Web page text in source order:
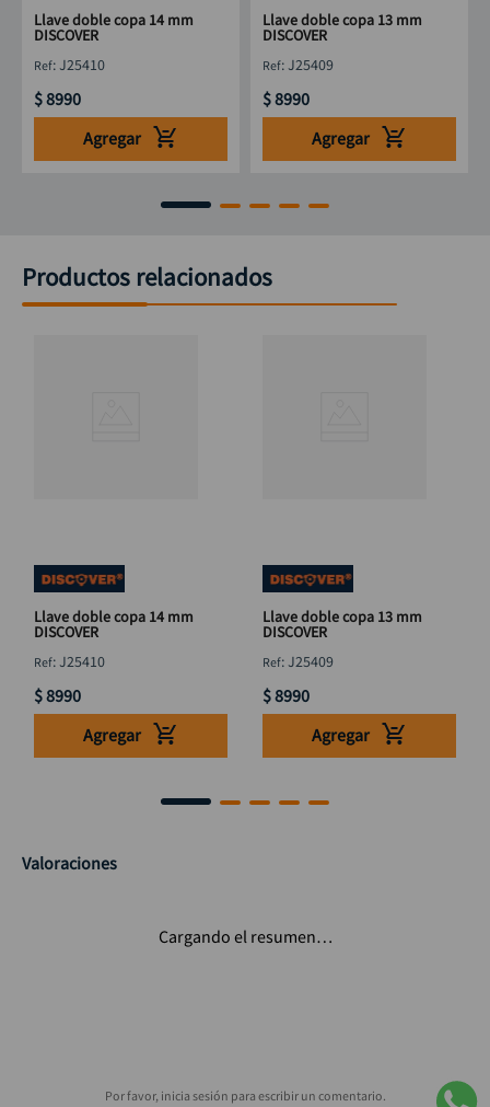
Llave doble copa 14 mm
DISCOVER
:J25410
$8990
Agregar
Llave doble copa 13 mm
DISCOVER
:J25409
$8990
Agregar
Productos relacionados
Llave doble copa 14 mm
DISCOVER
:J25410
$8990
Agregar
Llave doble copa 13 mm
DISCOVER
:J25409
$8990
Agregar
Valoraciones
Cargando el resumen…